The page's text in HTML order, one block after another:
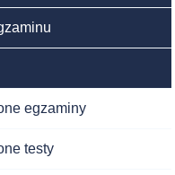
egzaminy
testy